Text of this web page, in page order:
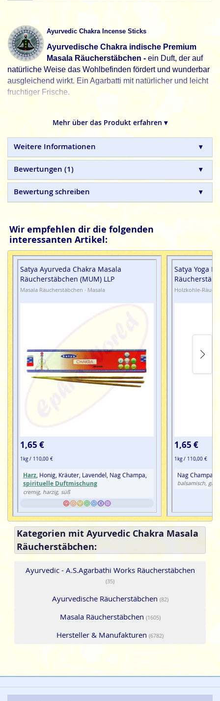
Ayurvedic Chakra Incense Sticks
Ayurvedische Chakra indische Premium
Masala Räucherstäbchen - ein Duft, der auf
natürliche Weise das Wohlbefinden fördert und wunderbar
ausgleichend wirkt. Ein Agarbatti mit natürlicher und leicht
fruchtiger Frische.
Räucherstäbchen sind 100% natürliche in Handarbeit
gefertigte Qualitätsprodukte, ohne tierische, toxische oder
petrochemische Zusätze.
Mehr über das Produkt erfahren ▾
Weitere Informationen
Bewertungen 1
Bewertung schreiben
Wir empfehlen dir die folgenden
interessanten Artikel:
Satya Ayurveda Chakra Masala
Räucherstäbchen (MUM) LLP
Masala Räucherstäbchen · Masala
1,65 €
1kg / 110,00 €
Harz , Honig, Kräuter, Lavendel, Nag Champa,
spirituelle Duftmischung
cremig, harzig, süß
Satya Yoga
Holzkohle-
1,65 €
1kg / 110,00 €
Nag Champa,
balsamisch,
Kategorien mit Ayurvedic Chakra Masala
Räucherstäbchen:
Ayurvedic - A.S.Agarbathi Works Räucherstäbchen
(35)
Ayurvedische Räucherstäbchen (82)
Masala Räucherstäbchen (1605)
Hersteller & Manufakturen (6782)